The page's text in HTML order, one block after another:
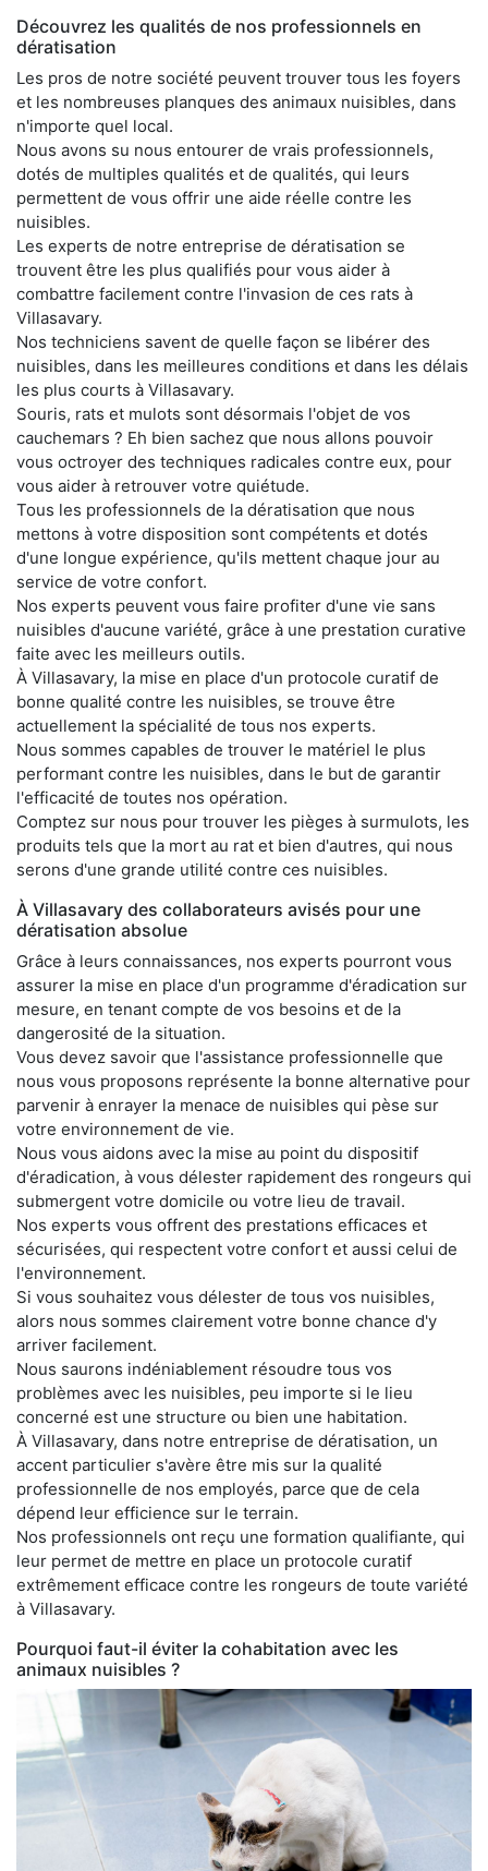
Découvrez les qualités de nos professionnels en
dératisation
Les pros de notre société peuvent trouver tous les foyers
et les nombreuses planques des animaux nuisibles, dans
n'importe quel local.
Nous avons su nous entourer de vrais professionnels,
dotés de multiples qualités et de qualités, qui leurs
permettent de vous offrir une aide réelle contre les
nuisibles.
Les experts de notre entreprise de dératisation se
trouvent être les plus qualifiés pour vous aider à
combattre facilement contre l'invasion de ces rats à
Villasavary.
Nos techniciens savent de quelle façon se libérer des
nuisibles, dans les meilleures conditions et dans les délais
les plus courts à Villasavary.
Souris, rats et mulots sont désormais l'objet de vos
cauchemars ? Eh bien sachez que nous allons pouvoir
vous octroyer des techniques radicales contre eux, pour
vous aider à retrouver votre quiétude.
Tous les professionnels de la dératisation que nous
mettons à votre disposition sont compétents et dotés
d'une longue expérience, qu'ils mettent chaque jour au
service de votre confort.
Nos experts peuvent vous faire profiter d'une vie sans
nuisibles d'aucune variété, grâce à une prestation curative
faite avec les meilleurs outils.
À Villasavary, la mise en place d'un protocole curatif de
bonne qualité contre les nuisibles, se trouve être
actuellement la spécialité de tous nos experts.
Nous sommes capables de trouver le matériel le plus
performant contre les nuisibles, dans le but de garantir
l'efficacité de toutes nos opération.
Comptez sur nous pour trouver les pièges à surmulots, les
produits tels que la mort au rat et bien d'autres, qui nous
serons d'une grande utilité contre ces nuisibles.
À Villasavary des collaborateurs avisés pour une
dératisation absolue
Grâce à leurs connaissances, nos experts pourront vous
assurer la mise en place d'un programme d'éradication sur
mesure, en tenant compte de vos besoins et de la
dangerosité de la situation.
Vous devez savoir que l'assistance professionnelle que
nous vous proposons représente la bonne alternative pour
parvenir à enrayer la menace de nuisibles qui pèse sur
votre environnement de vie.
Nous vous aidons avec la mise au point du dispositif
d'éradication, à vous délester rapidement des rongeurs qui
submergent votre domicile ou votre lieu de travail.
Nos experts vous offrent des prestations efficaces et
sécurisées, qui respectent votre confort et aussi celui de
l'environnement.
Si vous souhaitez vous délester de tous vos nuisibles,
alors nous sommes clairement votre bonne chance d'y
arriver facilement.
Nous saurons indéniablement résoudre tous vos
problèmes avec les nuisibles, peu importe si le lieu
concerné est une structure ou bien une habitation.
À Villasavary, dans notre entreprise de dératisation, un
accent particulier s'avère être mis sur la qualité
professionnelle de nos employés, parce que de cela
dépend leur efficience sur le terrain.
Nos professionnels ont reçu une formation qualifiante, qui
leur permet de mettre en place un protocole curatif
extrêmement efficace contre les rongeurs de toute variété
à Villasavary.
Pourquoi faut-il éviter la cohabitation avec les
animaux nuisibles ?